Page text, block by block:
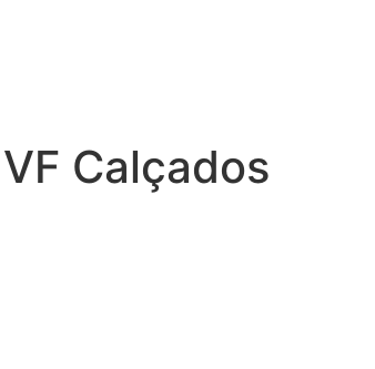
VF Calçados